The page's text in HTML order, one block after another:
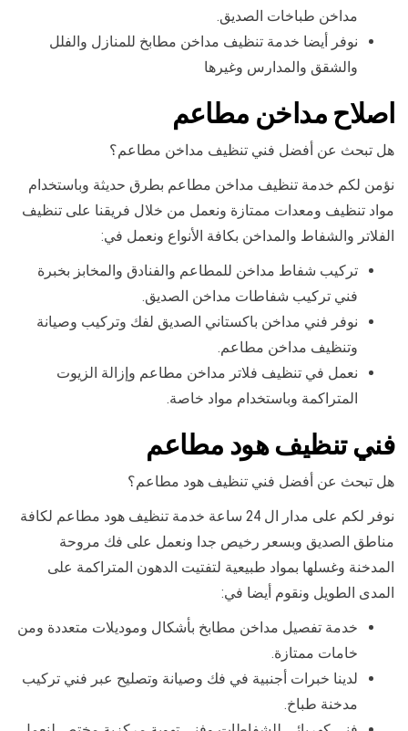
مداخن طباخات الصديق.
نوفر أيضا خدمة تنظيف مداخن مطابخ للمنازل والفلل
والشقق والمدارس وغيرها
اصلاح مداخن مطاعم
هل تبحث عن أفضل فني تنظيف مداخن مطاعم؟
نؤمن لكم خدمة تنظيف مداخن مطاعم بطرق حديثة وباستخدام
مواد تنظيف ومعدات ممتازة ونعمل من خلال فريقنا على تنظيف
الفلاتر والشفاط والمداخن بكافة الأنواع ونعمل في:
تركيب شفاط مداخن للمطاعم والفنادق والمخابز بخبرة
فني تركيب شفاطات مداخن الصديق.
نوفر فني مداخن باكستاني الصديق لفك وتركيب وصيانة
وتنظيف مداخن مطاعم.
نعمل في تنظيف فلاتر مداخن مطاعم وإزالة الزيوت
المتراكمة وباستخدام مواد خاصة.
فني تنظيف هود مطاعم
هل تبحث عن أفضل فني تنظيف هود مطاعم؟
نوفر لكم على مدار ال 24 ساعة خدمة تنظيف هود مطاعم لكافة
مناطق الصديق وبسعر رخيص جدا ونعمل على فك مروحة
المدخنة وغسلها بمواد طبيعية لتفتيت الدهون المتراكمة على
المدى الطويل ونقوم أيضا في:
خدمة تفصيل مداخن مطابخ بأشكال وموديلات متعددة ومن
خامات ممتازة.
لدينا خبرات أجنبية في فك وصيانة وتصليح عبر فني تركيب
مدخنة طباخ.